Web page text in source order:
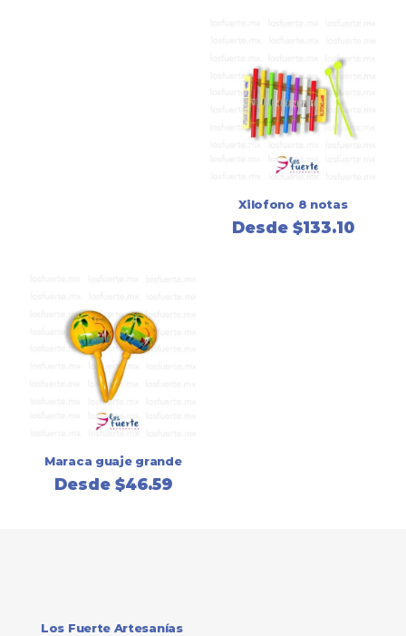
Xilofono 8 notas
Desde $133.10
Maraca guaje grande
Desde $46.59
Los Fuerte Artesanías